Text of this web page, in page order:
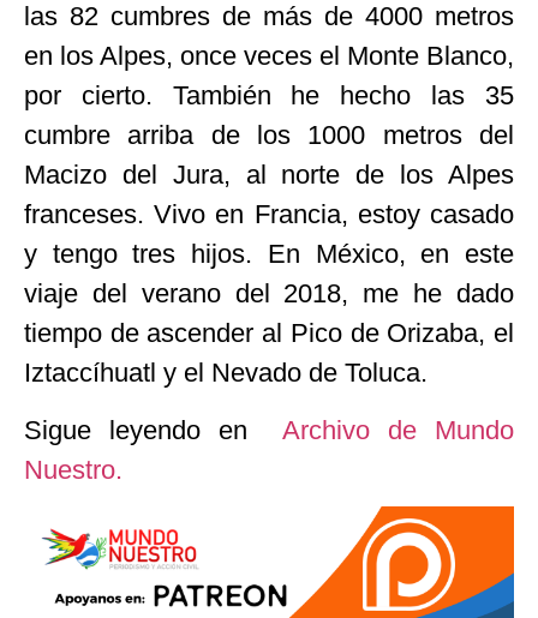
las 82 cumbres de más de 4000 metros
en los Alpes, once veces el Monte Blanco,
por cierto. También he hecho las 35
cumbre arriba de los 1000 metros del
Macizo del Jura, al norte de los Alpes
franceses. Vivo en Francia, estoy casado
y tengo tres hijos. En México, en este
viaje del verano del 2018, me he dado
tiempo de ascender al Pico de Orizaba, el
Iztaccíhuatl y el Nevado de Toluca.
Sigue leyendo en Archivo de Mundo
Nuestro.